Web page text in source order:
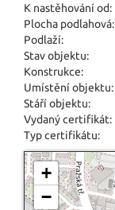
K nastěhování od:
Plocha podlahová:
Podlaží:
Stav objektu:
Konstrukce:
Umístění objektu:
Stáří objektu:
Vydaný certifikát:
Typ certifikátu:
+
−